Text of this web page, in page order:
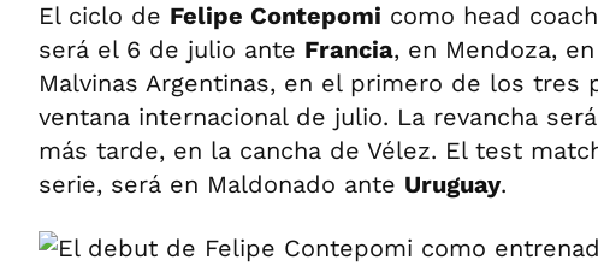
El ciclo de Felipe Contepomi como head
será el 6 de julio ante Francia, en Mendoza,
Malvinas Argentinas, en el primero de los tres
ventana internacional de julio. La revancha
más tarde, en la cancha de Vélez. El test
serie, será en Maldonado ante Uruguay.